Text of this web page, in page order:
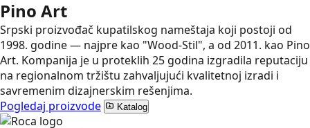
Pino Art
Srpski proizvođač kupatilskog nameštaja koji postoji od
1998. godine — najpre kao "Wood-Stil", a od 2011. kao Pino
Art. Kompanija je u proteklih 25 godina izgradila reputaciju
na regionalnom tržištu zahvaljujući kvalitetnoj izradi i
savremenim dizajnerskim rešenjima.
Pogledaj proizvode
Katalog